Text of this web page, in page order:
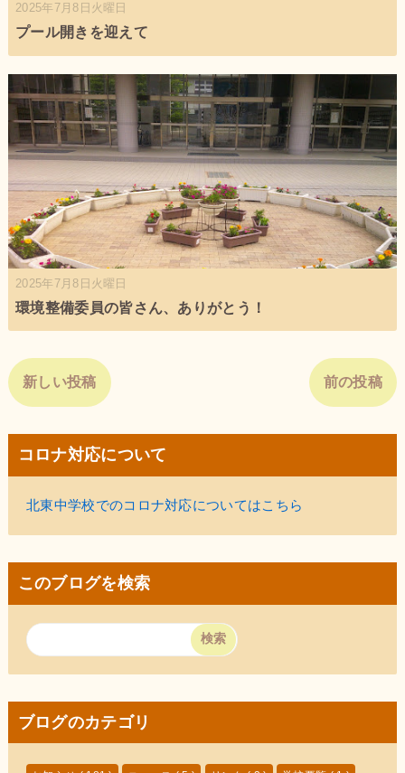
2025年7月8日火曜日
プール開きを迎えて
2025年7月8日火曜日
環境整備委員の皆さん、ありがとう！
新しい投稿 前の投稿
コロナ対応について
北東中学校でのコロナ対応についてはこちら
このブログを検索
ブログのカテゴリ